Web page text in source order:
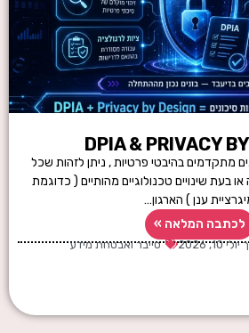
DPIA & PRIVACY
מתקדמים בהיבטי פרטיות , ניתן לזהות שכל
בעת שינויים טכנולוגיים מהותיים ( כדוגמת
ענן ) הארגון…
לכתבה המלאה »
יולי 10, 2026 סייבר ואבטחת מידע